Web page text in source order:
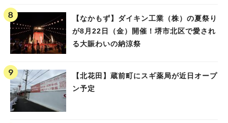
【なかもず】ダイキン工業（株）の夏祭り
が8月22日（金）開催！堺市北区で愛され
る大賑わいの納涼祭
【北花田】蔵前町にスギ薬局が近日オープ
ン予定